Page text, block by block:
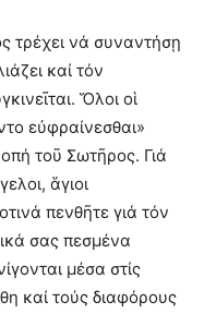
τρέχει νά συναντήσῃ
καί τόν
Ὅλοι οἱ
εὐφραίνεσθαι»
τοῦ Σωτῆρος. Γιά
ἅγιοι
πενθῆτε γιά τόν
σας πεσμένα
μέσα στίς
καί τούς διαφόρους